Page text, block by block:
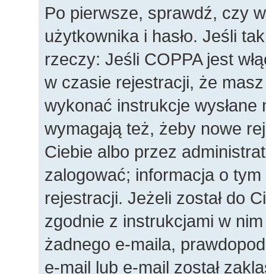
Po pierwsze, sprawdź, czy
użytkownika i hasło. Jeśli
rzeczy: Jeśli COPPA jest
w czasie rejestracji, że
wykonać instrukcje
wymagają też, żeby nowe
Ciebie albo przez
zalogować; informacja o
rejestracji. Jeżeli został do
zgodnie z instrukcjami w
żadnego e-maila,
e-mail lub e-mail został